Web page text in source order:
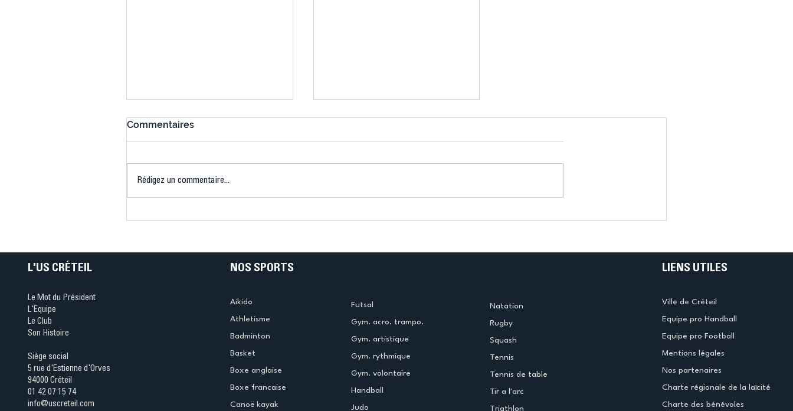
Commentaires
Rédigez un commentaire...
L'US CRÉTEIL
Le Mot du Président
L'Equipe
Le Club
Son Histoire
Siège social
5 rue d'Estienne d'Orves
94000 Créteil
01 42 07 15 74
info@uscreteil.com
NOS SPORTS
Aikido
Athletisme
Badminton
Basket
Boxe anglaise
Boxe francaise
Canoë kayak
Futsal
Gym. acro. trampo.
Gym. artistique
Gym. rythmique
Gym. volontaire
Handball
Judo
Natation
Rugby
Squash
Tennis
Tennis de table
Tir a l'arc
Triathlon
LIENS UTILES
Ville de Créteil
Equipe pro Handball
Equipe pro Football
Mentions légales
Nos partenaires
Charte régionale de la laïcité
Charte des bénévoles